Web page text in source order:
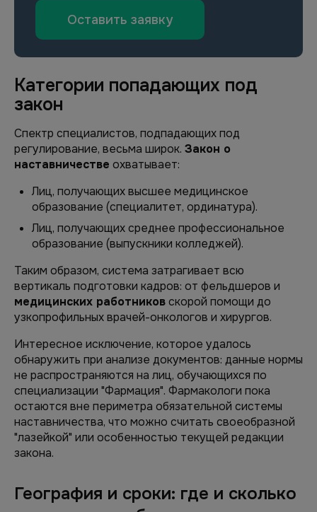
Оставить заявку
Категории попадающих под
закон
Спектр специалистов, подпадающих под
регулирование, весьма широк. Закон о
наставничестве охватывает:
Лиц, получающих высшее медицинское
образование (специалитет, ординатура).
Лиц, получающих среднее профессиональное
образование (выпускники колледжей).
Таким образом, система затрагивает всю
вертикаль подготовки кадров: от фельдшеров и
медицинских работниковскорой помощи до
узкопрофильных врачей-онкологов и хирургов.
Интересное исключение, которое удалось
обнаружить при анализе документов: данные нормы
не распространяются на лиц, обучающихся по
специализации "Фармация". Фармакологи пока
остаются вне периметра обязательной системы
наставничества, что можно считать своеобразной
"лазейкой" или особенностью текущей редакции
закона.
География и сроки: где и сколько